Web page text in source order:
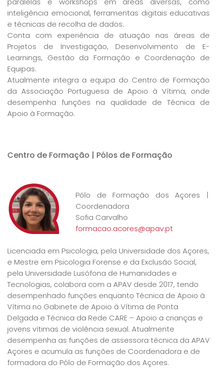
inteligência emocional, ferramentas digitais educativas
e técnicas de recolha de dados.
Conta com experiência de atuação nas áreas de
Projetos de Investigação, Desenvolvimento de E-
Learnings, Gestão da Formação e Coordenação de
Equipas.
Atualmente integra a equipa do Centro de Formação
da Associação Portuguesa de Apoio à Vítima, onde
desempenha funções na qualidade de Técnica de
Apoio à Formação.
Centro de Formação | Pólos de Formação
Pólo de Formação dos Açores |
Coordenadora
Sofia Carvalho
formacao.acores@apav.pt
Licenciada em Psicologia, pela Universidade dos Açores,
e Mestre em Psicologia Forense e da Exclusão Social,
pela Universidade Lusófona de Humanidades e
Tecnologias, colabora com a APAV desde 2017, tendo
desempenhado funções enquanto Técnica de Apoio à
Vítima no Gabinete de Apoio à Vítima de Ponta
Delgada e Técnica da Rede CARE – Apoio a crianças e
jovens vítimas de violência sexual. Atualmente
desempenha as funções de assessora técnica da APAV
Açores e acumula as funções de Coordenadora e de
formadora do Pólo de Formação dos Açores.